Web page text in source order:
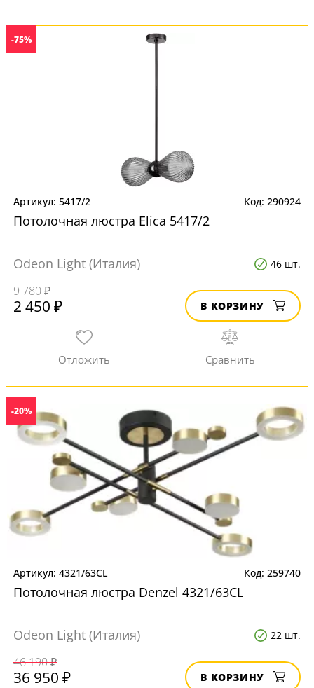
-75%
5417/2 290924
Потолочная люстра Elica 5417/2
Odeon Light (Италия) 46 шт.
9 780 ₽
2 450 ₽ В КОРЗИНУ
-20%
4321/63CL 259740
Потолочная люстра Denzel 4321/63CL
Odeon Light (Италия) 22 шт.
46 190 ₽
36 950 ₽ В КОРЗИНУ